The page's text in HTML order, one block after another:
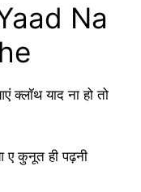
Na
क्लॉथ याद ना हो तो
कुनूत ही पढ़नी